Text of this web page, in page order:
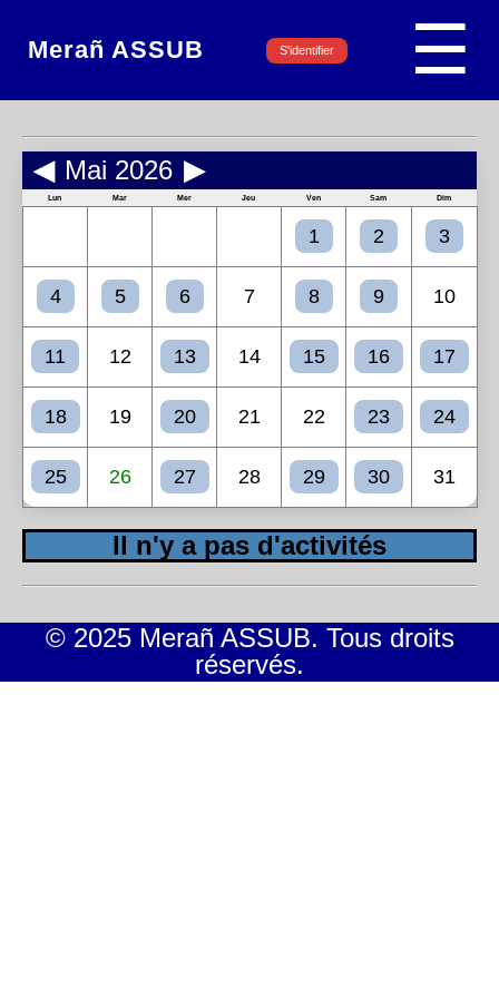
Merañ ASSUB S'identifier ☰
◀ Mai 2026 ▶
Lun Mar Mer Jeu Ven Sam Dim
1 2 3
4 5 6 7 8 9 10
11 12 13 14 15 16 17
18 19 20 21 22 23 24
25 26 27 28 29 30 31
Il n'y a pas d'activités
© 2025 Merañ ASSUB. Tous droits
réservés.